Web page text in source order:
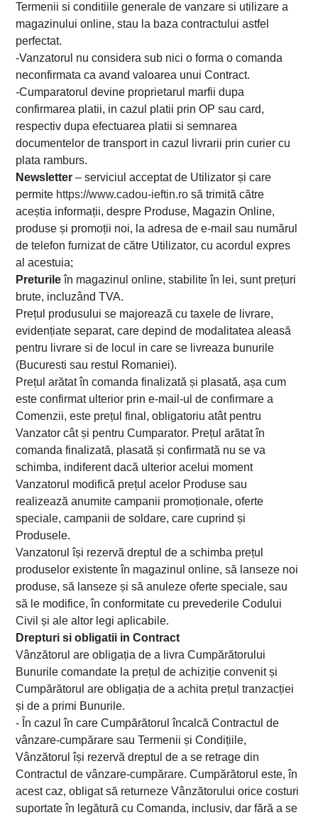
Termenii si conditiile generale de vanzare si utilizare a
magazinului online, stau la baza contractului astfel
perfectat.
-Vanzatorul nu considera sub nici o forma o comanda
neconfirmata ca avand valoarea unui Contract.
-Cumparatorul devine proprietarul marfii dupa
confirmarea platii, in cazul platii prin OP sau card,
respectiv dupa efectuarea platii si semnarea
documentelor de transport in cazul livrarii prin curier cu
plata ramburs.
Newsletter – serviciul acceptat de Utilizator și care
permite https://www.cadou-ieftin.ro să trimită către
aceștia informații, despre Produse, Magazin Online,
produse și promoții noi, la adresa de e-mail sau numărul
de telefon furnizat de către Utilizator, cu acordul expres
al acestuia;
Preturileîn magazinul online, stabilite în lei, sunt prețuri
brute, incluzând TVA.
Prețul produsului se majorează cu taxele de livrare,
evidențiate separat, care depind de modalitatea aleasă
pentru livrare si de locul in care se livreaza bunurile
(Bucuresti sau restul Romaniei).
Prețul arătat în comanda finalizată și plasată, așa cum
este confirmat ulterior prin e-mail-ul de confirmare a
Comenzii, este prețul final, obligatoriu atât pentru
Vanzator cât și pentru Cumparator. Prețul arătat în
comanda finalizată, plasată și confirmată nu se va
schimba, indiferent dacă ulterior acelui moment
Vanzatorul modifică prețul acelor Produse sau
realizează anumite campanii promoționale, oferte
speciale, campanii de soldare, care cuprind și
Produsele.
Vanzatorul își rezervă dreptul de a schimba prețul
produselor existente în magazinul online, să lanseze noi
produse, să lanseze și să anuleze oferte speciale, sau
să le modifice, în conformitate cu prevederile Codului
Civil și ale altor legi aplicabile.
Drepturi si obligatii in Contract
Vânzătorul are obligația de a livra Cumpărătorului
Bunurile comandate la prețul de achiziție convenit și
Cumpărătorul are obligația de a achita prețul tranzacției
și de a primi Bunurile.
- În cazul în care Cumpărătorul încalcă Contractul de
vânzare-cumpărare sau Termenii și Condițiile,
Vânzătorul își rezervă dreptul de a se retrage din
Contractul de vânzare-cumpărare. Cumpărătorul este, în
acest caz, obligat să returneze Vânzătorului orice costuri
suportate în legătură cu Comanda, inclusiv, dar fără a se